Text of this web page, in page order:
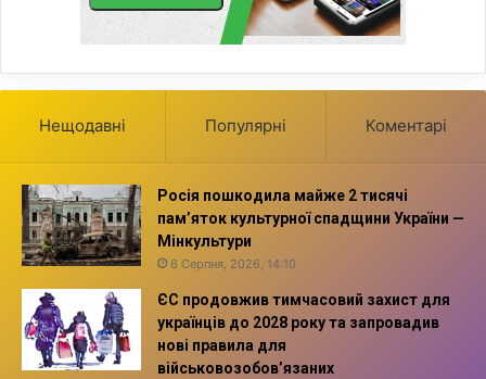
Нещодавні Популярні Коментарі
Росія пошкодила майже 2 тисячі
пам’яток культурної спадщини України —
Мінкультури
6 Серпня, 2026, 14:10
ЄС продовжив тимчасовий захист для
українців до 2028 року та запровадив
нові правила для
військовозобов’язаних